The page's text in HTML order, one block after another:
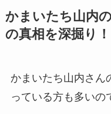
かまいたち山内
の真相を深掘り！
かまいたち山内さん
っている方も多いの